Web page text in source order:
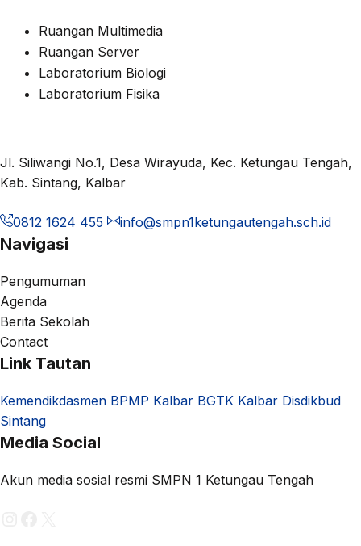
Ruangan Multimedia
Ruangan Server
Laboratorium Biologi
Laboratorium Fisika
Jl. Siliwangi No.1, Desa Wirayuda, Kec. Ketungau Tengah,
Kab. Sintang, Kalbar
0812 1624 455 info@smpn1ketungautengah.sch.id
Navigasi
Pengumuman
Agenda
Berita Sekolah
Contact
Link Tautan
Kemendikdasmen BPMP Kalbar BGTK Kalbar Disdikbud
Sintang
Media Social
Akun media sosial resmi SMPN 1 Ketungau Tengah